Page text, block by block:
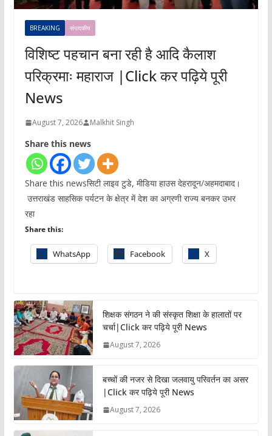
BREAKING संपादकीय
विशिष्ट पहचान बना रही है आदि कैलाश
परिक्रमाः महाराज |Click कर पढ़िये पूरी
News
August 7, 2026 Malkhit Singh
Share this news
Share this newsसिटी लाइव टुडे, मीडिया हाउस देहरादून/अहमदाबाद।
उत्तराखंड साहसिक पर्यटन के क्षेत्र में देश का अग्रणी राज्य बनकर उभर
रहा
Share this:
WhatsApp Facebook X
शिक्षक संगठन ने की संस्कृत शिक्षा के हालातों पर
चर्चा|Click कर पढ़िये पूरी News
August 7, 2026
बच्चों की नजर से दिखा जलवायु परिवर्तन का असर
|Click कर पढ़िये पूरी News
August 7, 2026